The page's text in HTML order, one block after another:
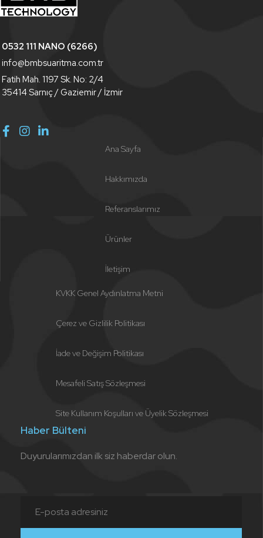
0532 111 NANO (6266)
info@bmbsuaritma.com.tr
Fatih Mah. 1197 Sk. No: 2/4
35414 Sarnıç / Gaziemir / İzmir
Ana Sayfa
Hakkımızda
Referanslarımız
Ürünler
İletişim
KVKK Genel Aydınlatma Metni
Çerez ve Gizlilik Politikası
İade ve Değişim Politikası
Mesafeli Satış Sözleşmesi
Site Kullanım Koşulları ve Üyelik Sözleşmesi
Haber Bülteni
Duyurularımızdan ilk siz haberdar olun.